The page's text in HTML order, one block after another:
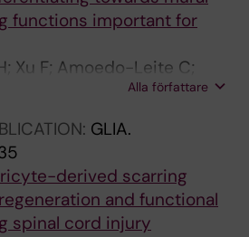
functions important for
Xu F; Amoedo-Leite C;
C; Goeritz C;Alla författare
GLIA.
derived scarring
and functional
spinal cord injury